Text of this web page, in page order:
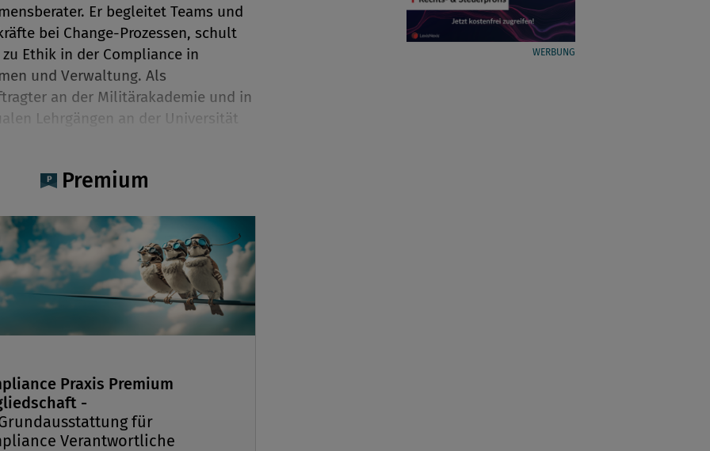
Er begleitet Teams und
bei Change-Prozessen, schult
Ethik in der Compliance in
und Verwaltung. Als
an der Militärakademie und in
Lehrgängen an der Universität
Delegierter in einer Stiftung. Mehr
Premium
Praxis Premium
-
für
Verantwortliche
WERBUNG